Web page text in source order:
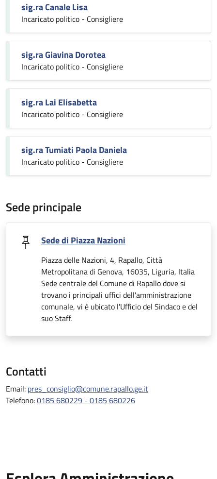
sig.ra Canale Lisa
Incaricato politico - Consigliere
sig.ra Giavina Dorotea
Incaricato politico - Consigliere
sig.ra Lai Elisabetta
Incaricato politico - Consigliere
sig.ra Tumiati Paola Daniela
Incaricato politico - Consigliere
Sede principale
Sede di Piazza Nazioni
Piazza delle Nazioni, 4, Rapallo, Città
Metropolitana di Genova, 16035, Liguria, Italia
Sede centrale del Comune di Rapallo dove si
trovano i principali uffici dell'amministrazione
comunale, vi è ubicato l'Ufficio del Sindaco e del
suo Staff.
Contatti
Email: pres_consiglio@comune.rapallo.ge.it
Telefono:0185 680229 - 0185 680226